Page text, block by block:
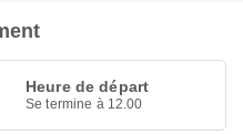
Heure de départ
Se termine à 12.00